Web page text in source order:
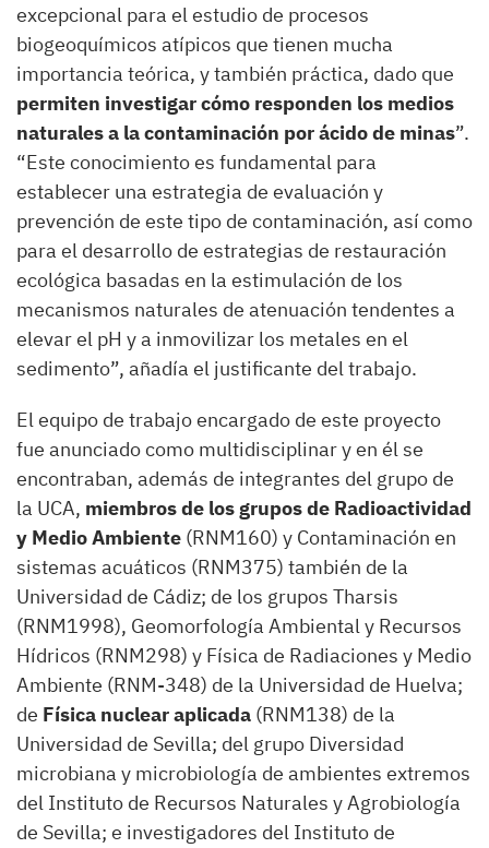
excepcional para el estudio de procesos
biogeoquímicos atípicos que tienen mucha
importancia teórica, y también práctica, dado que
permiten investigar cómo responden los medios
naturales a la contaminación por ácido de minas”.
“Este conocimiento es fundamental para
establecer una estrategia de evaluación y
prevención de este tipo de contaminación, así como
para el desarrollo de estrategias de restauración
ecológica basadas en la estimulación de los
mecanismos naturales de atenuación tendentes a
elevar el pH y a inmovilizar los metales en el
sedimento”, añadía el justificante del trabajo.
El equipo de trabajo encargado de este proyecto
fue anunciado como multidisciplinar y en él se
encontraban, además de integrantes del grupo de
la UCA, miembros de los grupos de Radioactividad
y Medio Ambiente (RNM160) y Contaminación en
sistemas acuáticos (RNM375) también de la
Universidad de Cádiz; de los grupos Tharsis
(RNM1998), Geomorfología Ambiental y Recursos
Hídricos (RNM298) y Física de Radiaciones y Medio
Ambiente (RNM-348) de la Universidad de Huelva;
de Física nuclear aplicada (RNM138) de la
Universidad de Sevilla; del grupo Diversidad
microbiana y microbiología de ambientes extremos
del Instituto de Recursos Naturales y Agrobiología
de Sevilla; e investigadores del Instituto de